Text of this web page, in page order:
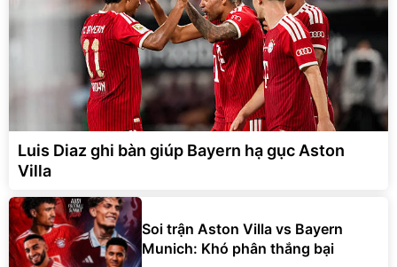
Luis Diaz ghi bàn giúp Bayern hạ gục Aston
Villa
Soi trận Aston Villa vs Bayern
Munich: Khó phân thắng bại